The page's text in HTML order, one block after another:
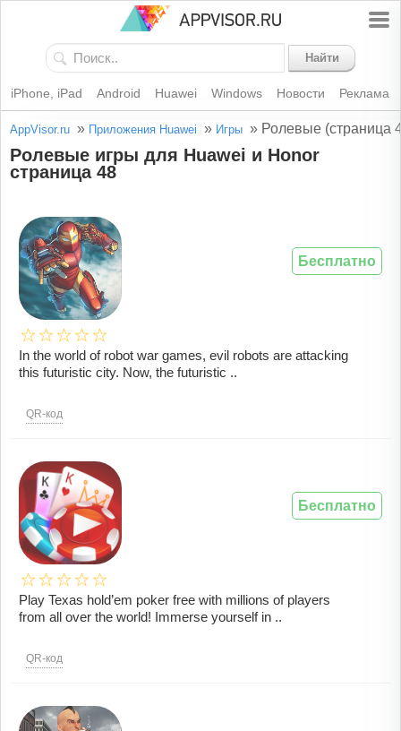
Найти
iPhone, iPad Android Huawei Windows Новости Реклама
AppVisor.ru » Приложения Huawei » Игры » Ролевые (страница
Ролевые игры для Huawei и Honor
страница 48
In the world of robot war games, evil robots are attacking
this futuristic city. Now, the futuristic ..
QR-код
Бесплатно
Play Texas hold’em poker free with millions of players
from all over the world! Immerse yourself in ..
QR-код
Бесплатно